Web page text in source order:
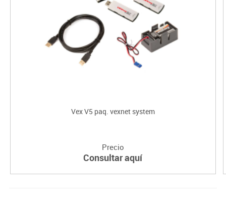
Vex V5 paq. vexnet system
Precio
Consultar aquí